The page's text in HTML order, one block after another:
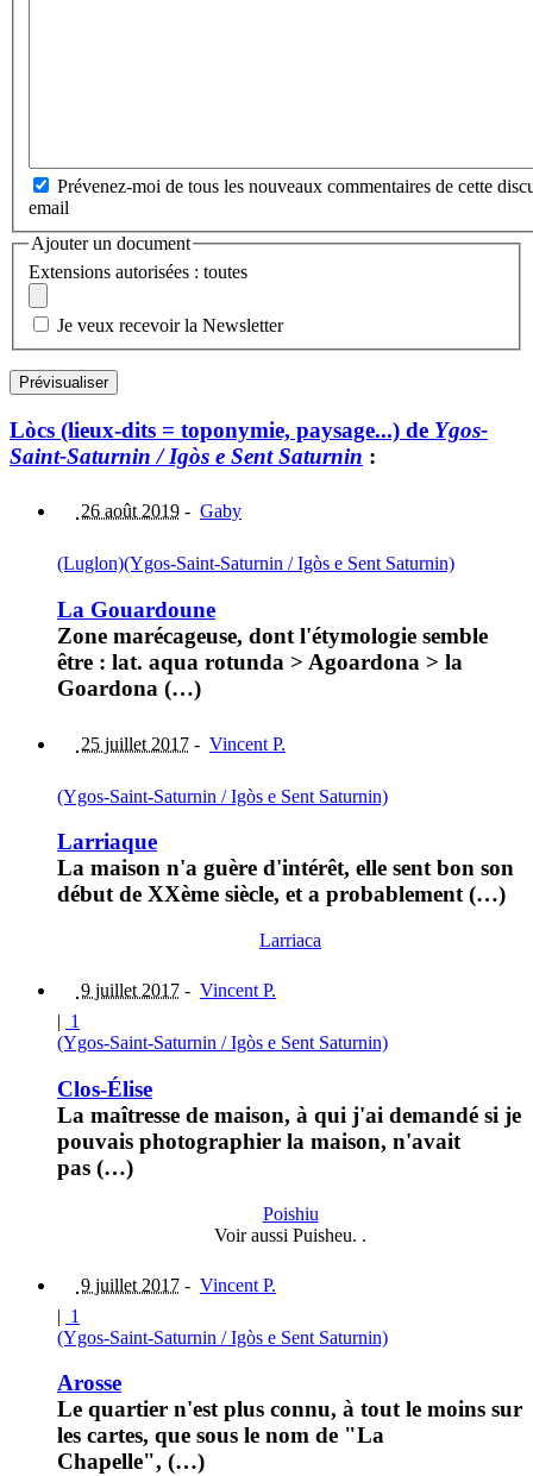
Prévenez-moi de tous les nouveaux commentaires de cette
email
Ajouter un document
Extensions autorisées : toutes
Je veux recevoir la Newsletter
Lòcs (lieux-dits = toponymie, paysage...) de Ygos-
Saint-Saturnin / Igòs e Sent Saturnin :
26 août 2019 - Gaby
(Luglon)(Ygos-Saint-Saturnin / Igòs e Sent Saturnin)
La Gouardoune
Zone marécageuse, dont l'étymologie semble
être : lat. aqua rotunda > Agoardona > la
Goardona (…)
25 juillet 2017 - Vincent P.
(Ygos-Saint-Saturnin / Igòs e Sent Saturnin)
Larriaque
La maison n'a guère d'intérêt, elle sent bon son
début de XXème siècle, et a probablement (…)
Larriaca
9 juillet 2017 - Vincent P.
| 1
(Ygos-Saint-Saturnin / Igòs e Sent Saturnin)
Clos-Élise
La maîtresse de maison, à qui j'ai demandé si je
pouvais photographier la maison, n'avait
pas (…)
Poishiu
Voir aussi Puisheu. .
9 juillet 2017 - Vincent P.
| 1
(Ygos-Saint-Saturnin / Igòs e Sent Saturnin)
Arosse
Le quartier n'est plus connu, à tout le moins sur
les cartes, que sous le nom de "La
Chapelle", (…)